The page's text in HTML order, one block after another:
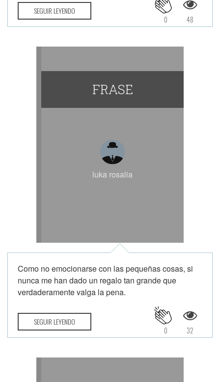
SEGUIR LEYENDO
48
0
FRASE
luka rosalia
Como no emocionarse con las pequeñas cosas, si
nunca me han dado un regalo tan grande que
verdaderamente valga la pena.
SEGUIR LEYENDO
32
0